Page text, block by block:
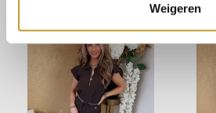
Weigeren